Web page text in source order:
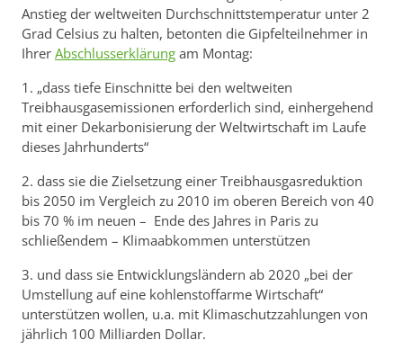
Anstieg der weltweiten Durchschnittstemperatur unter 2
Grad Celsius zu halten, betonten die Gipfelteilnehmer in
Ihrer Abschlusserklärung am Montag:
1. „dass tiefe Einschnitte bei den weltweiten
Treibhausgasemissionen erforderlich sind, einhergehend
mit einer Dekarbonisierung der Weltwirtschaft im Laufe
dieses Jahrhunderts“
2. dass sie die Zielsetzung einer Treibhausgasreduktion
bis 2050 im Vergleich zu 2010 im oberen Bereich von 40
bis 70 % im neuen – Ende des Jahres in Paris zu
schließendem – Klimaabkommen unterstützen
3. und dass sie Entwicklungsländern ab 2020 „bei der
Umstellung auf eine kohlenstoffarme Wirtschaft“
unterstützen wollen, u.a. mit Klimaschutzzahlungen von
jährlich 100 Milliarden Dollar.